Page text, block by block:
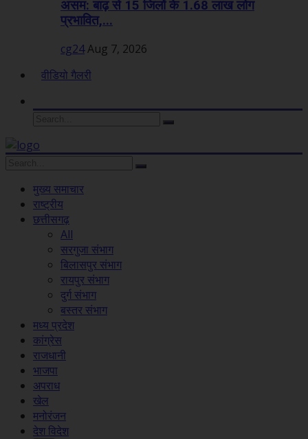
असम: बाढ़ से 15 जिलों के 1.68 लाख लोग
प्रभावित,...
cg24Aug 7, 2026
वीडियो गैलरी
मुख्य समाचार
राष्ट्रीय
छत्तीसगढ़
All
सरगुजा संभाग
बिलासपुर संभाग
रायपुर संभाग
दुर्ग संभाग
बस्तर संभाग
मध्य प्रदेश
कांग्रेस
राजधानी
भाजपा
अपराध
खेल
मनोरंजन
देश विदेश